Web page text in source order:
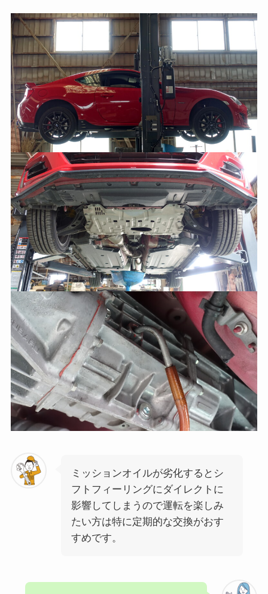
ミッションオイルが劣化するとシ
フトフィーリングにダイレクトに
影響してしまうので運転を楽しみ
たい方は特に定期的な交換がおす
すめです。